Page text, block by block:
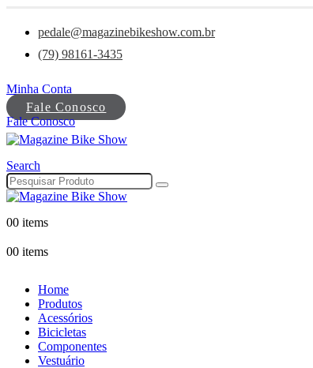
pedale@magazinebikeshow.com.br
(79) 98161-3435
Minha Conta
Fale Conosco
Fale Conosco
Search
00 items
00 items
Home
Produtos
Acessórios
Bicicletas
Componentes
Vestuário